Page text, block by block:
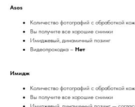
Asos
Количество фотографий с обработкой
Вы получите все хорошие снимки
Имиджевый, динамичный позинг
Видеопроходка – Нет
Имидж
Количество фотографий с обработкой
Вы получите все хорошие снимки